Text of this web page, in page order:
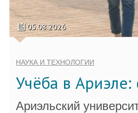
05.08.2026
НАУКА И ТЕХНОЛОГИИ
Учёба в
Ариэльский